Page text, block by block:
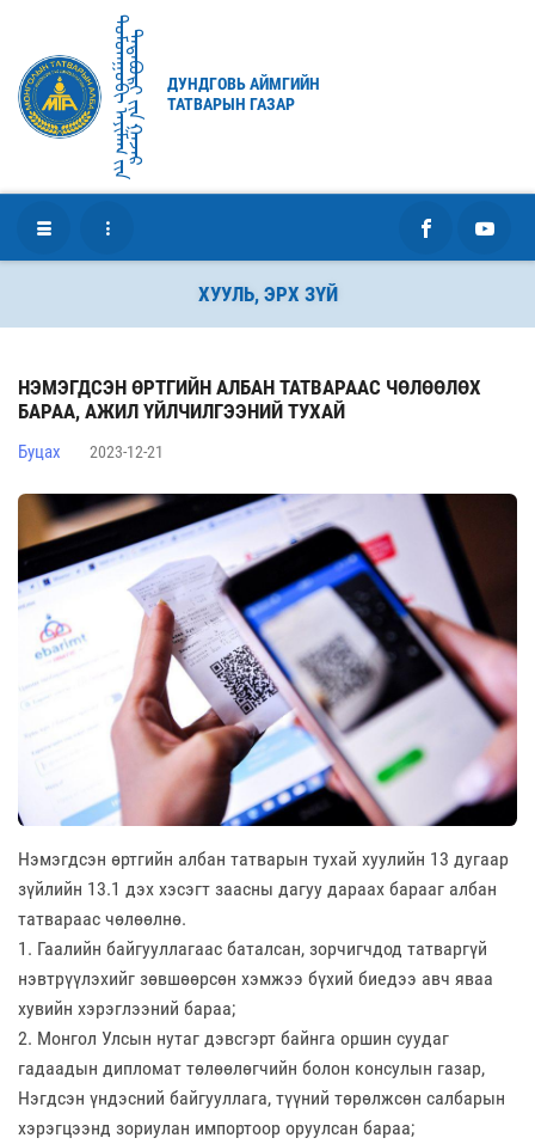
ᠳᠤᠮᠳᠠᠭᠣᠪᠢ ᠠᠶᠢᠮᠠᠭ ᠶ᠋ᠢᠨᠲᠠᠲᠠᠪᠤᠷᠢ ᠶ᠋ᠢᠨ ᠭᠠᠵᠠᠷ
ДУНДГОВЬ АЙМГИЙН
ТАТВАРЫН ГАЗАР
ХУУЛЬ, ЭРХ ЗҮЙ
НЭМЭГДСЭН ӨРТГИЙН АЛБАН ТАТВАРААС ЧӨЛӨӨЛӨХ
БАРАА, АЖИЛ ҮЙЛЧИЛГЭЭНИЙ ТУХАЙ
Буцах 2023-12-21
Нэмэгдсэн өртгийн албан татварын тухай хуулийн 13 дугаар
зүйлийн 13.1 дэх хэсэгт заасны дагуу дараах барааг албан
татвараас чөлөөлнө.
1. Гаалийн байгууллагаас баталсан, зорчигчдод татваргүй
нэвтрүүлэхийг зөвшөөрсөн хэмжээ бүхий биедээ авч яваа
хувийн хэрэглээний бараа;
2. Монгол Улсын нутаг дэвсгэрт байнга оршин суудаг
гадаадын дипломат төлөөлөгчийн болон консулын газар,
Нэгдсэн үндэсний байгууллага, түүний төрөлжсөн салбарын
хэрэгцээнд зориулан импортоор оруулсан бараа;